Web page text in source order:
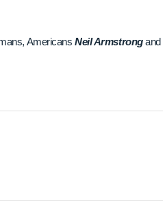
AmericansNeil Armstrongand